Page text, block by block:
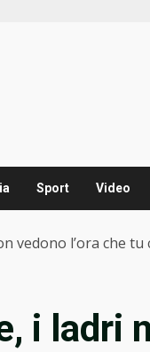
Sport Video
vedono l’ora che
i ladri